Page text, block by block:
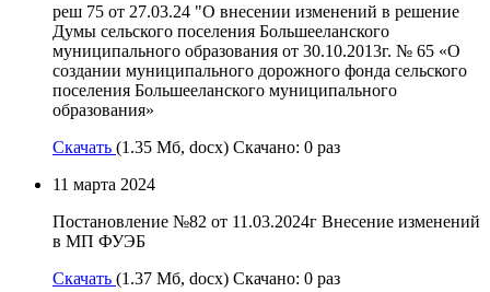
реш 75 от 27.03.24 "О внесении изменений в решение
Думы сельского поселения Большееланского
муниципального образования от 30.10.2013г. № 65 «О
создании муниципального дорожного фонда сельского
поселения Большееланского муниципального
образования»
Скачать (1.35 Мб, docx) Скачано: 0 раз
11 марта 2024
Постановление №82 от 11.03.2024г Внесение изменений
в МП ФУЭБ
Скачать (1.37 Мб, docx) Скачано: 0 раз